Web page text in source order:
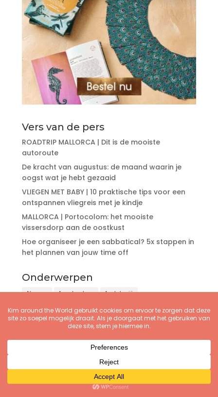
Vers van de pers
ROADTRIP MALLORCA | Dit is de mooiste
autoroute
De kracht van augustus: de maand waarin je
oogst wat je hebt gezaaid
VLIEGEN MET BABY | 10 praktische tips voor een
ontspannen vliegreis met je kindje
MALLORCA | Portocolom: het mooiste
vissersdorp aan de oostkust
Hoe organiseer je een sabbatical? 5x stappen in
het plannen van jouw time off
Onderwerpen
Algarve Amsterdam
Andalusië
Bijzondere reisverhalen
Blogtips
Caribbean
Citytrips
Cultuur Côte d'Azur
De reis in mezelf
Fotoblog
Hotspots
Lief dagboek
Online business